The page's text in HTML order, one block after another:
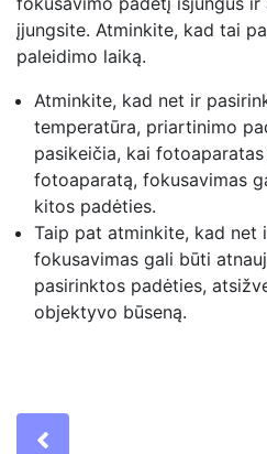
įjungsite. Atminkite, kad tai
paleidimo laiką.
Atminkite, kad net ir
temperatūra, priartinimo
pasikeičia, kai
fotoaparatą, fokusavimas
kitos padėties.
Taip pat atminkite, kad net
fokusavimas gali būti
pasirinktos padėties,
objektyvo būseną.